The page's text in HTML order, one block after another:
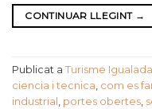
CONTINUAR LLEGINT →
Publicat a Turisme Igualada
ciencia i tecnica, com es
industrial , portes obertes,